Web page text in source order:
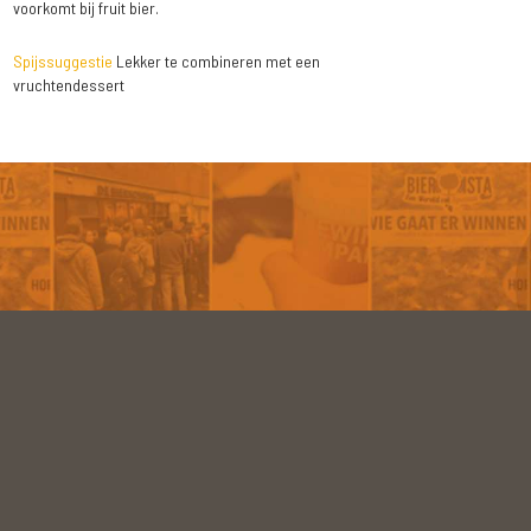
voorkomt bij fruit bier.
Spijssuggestie Lekker te combineren met een
vruchtendessert